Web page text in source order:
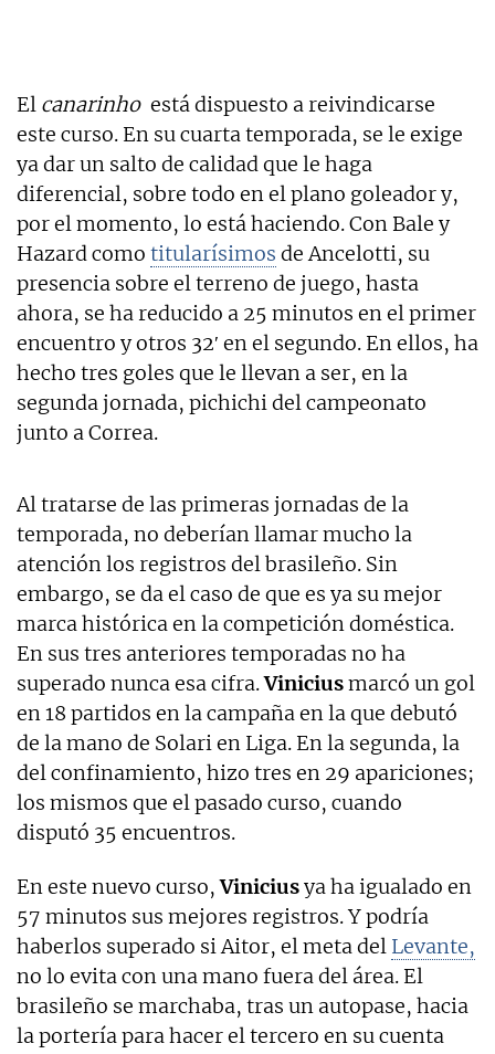
El canarinho está dispuesto a reivindicarse
este curso. En su cuarta temporada, se le exige
ya dar un salto de calidad que le haga
diferencial, sobre todo en el plano goleador y,
por el momento, lo está haciendo. Con Bale y
Hazard como titularísimos de Ancelotti, su
presencia sobre el terreno de juego, hasta
ahora, se ha reducido a 25 minutos en el primer
encuentro y otros 32′ en el segundo. En ellos, ha
hecho tres goles que le llevan a ser, en la
segunda jornada, pichichi del campeonato
junto a Correa.
Al tratarse de las primeras jornadas de la
temporada, no deberían llamar mucho la
atención los registros del brasileño. Sin
embargo, se da el caso de que es ya su mejor
marca histórica en la competición doméstica.
En sus tres anteriores temporadas no ha
superado nunca esa cifra.Viniciusmarcó un gol
en 18 partidos en la campaña en la que debutó
de la mano de Solari en Liga. En la segunda, la
del confinamiento, hizo tres en 29 apariciones;
los mismos que el pasado curso, cuando
disputó 35 encuentros.
En este nuevo curso,Viniciusya ha igualado en
57 minutos sus mejores registros. Y podría
haberlos superado si Aitor, el meta del Levante,
no lo evita con una mano fuera del área. El
brasileño se marchaba, tras un autopase, hacia
la portería para hacer el tercero en su cuenta